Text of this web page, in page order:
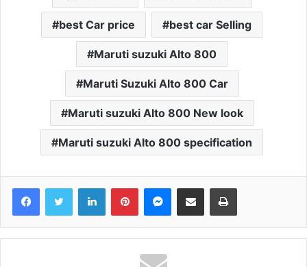
best Car price best car Selling
Maruti suzuki Alto 800
Maruti Suzuki Alto 800 Car
Maruti suzuki Alto 800 New look
Maruti suzuki Alto 800 specification
FacebookTwitter LinkedInPinterestMessenger
Share via Email Print